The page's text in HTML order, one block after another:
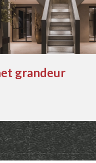
grandeur